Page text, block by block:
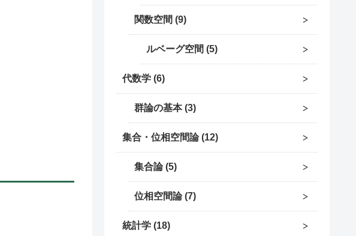
関数空間 9
ルベーグ空間 5
代数学 6
群論の基本 3
集合・位相空間論 12
集合論 5
位相空間論 7
統計学 18